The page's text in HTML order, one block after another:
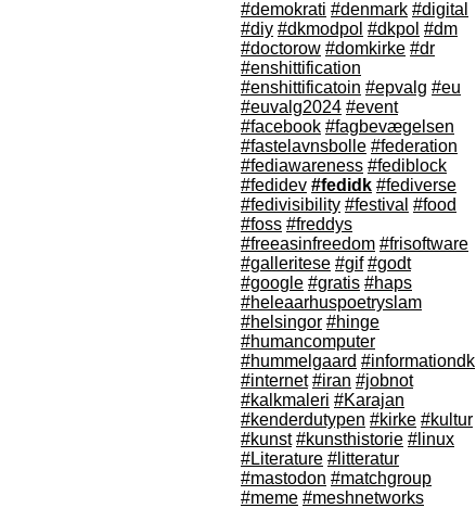
#demokrati #denmark #digital
#diy #dkmodpol #dkpol #dm
#doctorow #domkirke #dr
#enshittification
#enshittificatoin #epvalg #eu
#euvalg2024 #event
#facebook #fagbevægelsen
#fastelavnsbolle #federation
#fediawareness #fediblock
#fedidev #fedidk #fediverse
#fedivisibility #festival #food
#foss #freddys
#freeasinfreedom #frisoftware
#galleritese #gif #godt
#google #gratis #haps
#heleaarhuspoetryslam
#helsingor #hinge
#humancomputer
#hummelgaard #informationdk
#internet #iran #jobnot
#kalkmaleri #Karajan
#kenderdutypen #kirke #kultur
#kunst #kunsthistorie #linux
#Literature #litteratur
#mastodon #matchgroup
#meme #meshnetworks